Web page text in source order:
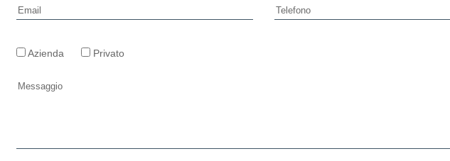
Azienda Privato